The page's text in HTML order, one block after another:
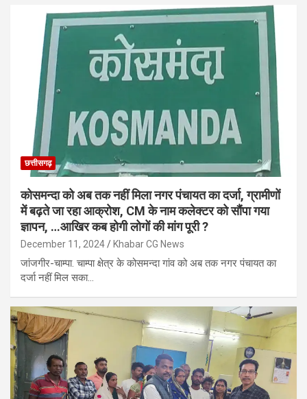
छत्तीसगढ़
कोसमन्दा को अब तक नहीं मिला नगर पंचायत का दर्जा, ग्रामीणों
में बढ़ते जा रहा आक्रोश, CM के नाम कलेक्टर को सौंपा गया
ज्ञापन, …आखिर कब होगी लोगों की मांग पूरी ?
December 11, 2024 Khabar CG News
जांजगीर-चाम्पा. चाम्पा क्षेत्र के कोसमन्दा गांव को अब तक नगर पंचायत का
दर्जा नहीं मिल सका…